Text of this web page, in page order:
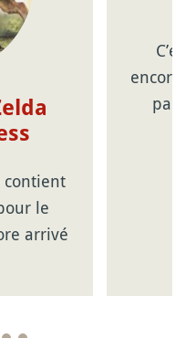
contient
le
arrivé